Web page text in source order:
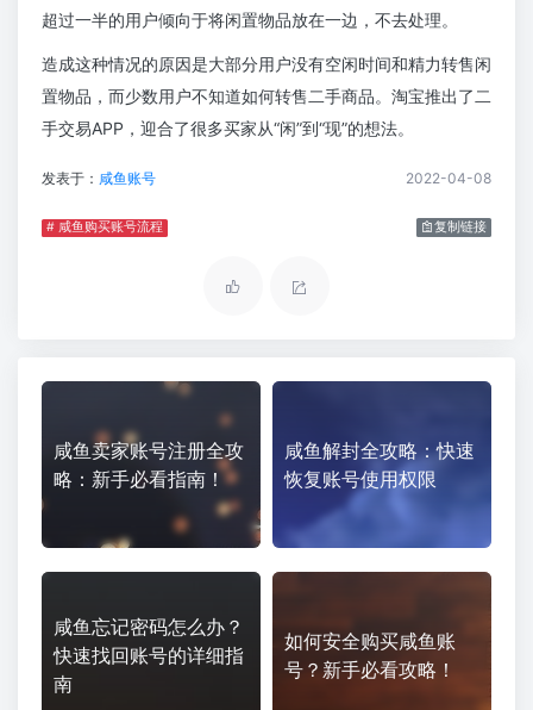
超过一半的用户倾向于将闲置物品放在一边，不去处理。
造成这种情况的原因是大部分用户没有空闲时间和精力转售闲
置物品，而少数用户不知道如何转售二手商品。淘宝推出了二
手交易APP，迎合了很多买家从“闲”到“现”的想法。
发表于： 咸鱼账号 2022-04-08
# 咸鱼购买账号流程 复制链接
咸鱼卖家账号注册全攻
略：新手必看指南！
咸鱼解封全攻略：快速
恢复账号使用权限
咸鱼忘记密码怎么办？
快速找回账号的详细指
南
如何安全购买咸鱼账
号？新手必看攻略！